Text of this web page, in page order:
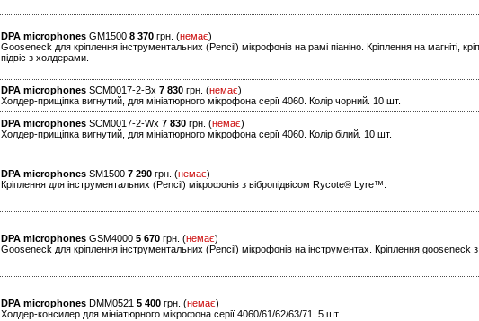
DPA microphones GM1500 8 370 грн. (немає)
Gooseneck для кріплення інструментальних (Pencil) мікрофонів на рамі піаніно. Кріплення на магніті,
підвіс з холдерами.
DPA microphones SCM0017-2-Bx 7 830 грн. (немає)
Холдер-прищіпка вигнутий, для мініатюрного мікрофона серії 4060. Колір чорний. 10 шт.
DPA microphones SCM0017-2-Wx 7 830 грн. (немає)
Холдер-прищіпка вигнутий, для мініатюрного мікрофона серії 4060. Колір білий. 10 шт.
DPA microphones SM1500 7 290 грн. (немає)
Кріплення для інструментальних (Pencil) мікрофонів з вібропідвісом Rycote® Lyre™.
DPA microphones GSM4000 5 670 грн. (немає)
Gooseneck для кріплення інструментальних (Pencil) мікрофонів на інструментах. Кріплення gooseneck
DPA microphones DMM0521 5 400 грн. (немає)
Холдер-консилер для мініатюрного мікрофона серії 4060/61/62/63/71. 5 шт.